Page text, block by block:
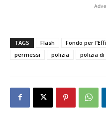
TAGS Flash
Fondo per
permessi
polizia polizia di